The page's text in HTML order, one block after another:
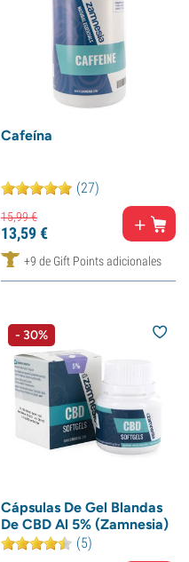
Cafeína
(27)
15,99€
13,59€
+9 de Gift Points adicionales
- 30%
Cápsulas De Gel Blandas
De CBD Al 5% (Zamnesia)
(5)